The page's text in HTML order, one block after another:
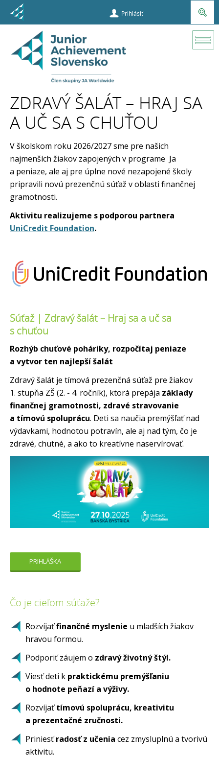
Prihlásiť
Zdravý šalát
ZDRAVÝ ŠALÁT – HRAJ SA
A UČ SA S CHUŤOU
V školskom roku 2026/2027 sme pre našich
najmenších žiakov zapojených v programe Ja
a peniaze, ale aj pre úplne nové nezapojené školy
pripravili novú prezenčnú súťaž v oblasti finančnej
gramotnosti.
Aktivitu realizujeme s podporou partnera
UniCredit Foundation.
Súťaž | Zdravý šalát – Hraj sa a uč sa
s chuťou
Rozhýb chuťové poháriky, rozpočítaj peniaze
a vytvor ten najlepší šalát
Zdravý šalát je tímová prezenčná súťaž pre žiakov
1. stupňa ZŠ (2. - 4. ročník), ktorá prepája základy
finančnej gramotnosti, zdravé stravovanie
a tímovú spoluprácu. Deti sa naučia premýšľať nad
výdavkami, hodnotou potravín, ale aj nad tým, čo je
zdravé, chutné, a ako to kreatívne naservírovať.
PRIHLÁŠKA
Čo je cieľom súťaže?
Rozvíjaťfinančné myslenie u mladších žiakov
hravou formou.
Podporiť záujem o zdravý životný štýl.
Viesť deti k praktickému premýšľaniu
o hodnote peňazí a výživy.
Rozvíjaťtímovú spoluprácu, kreativitu
a prezentačné zručnosti.
Priniesťradosť z učenia cez zmysluplnú a tvorivú
aktivitu.